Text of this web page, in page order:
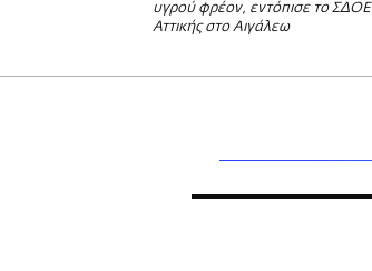
υγρού φρέον, εντόπισε το ΣΔΟΕ
Αττικής στο Αιγάλεω